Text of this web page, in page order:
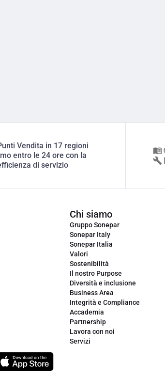
Vendita in 17 regioni
entro le 24 ore con la
di servizio
Chi siamo
Gruppo Sonepar
Sonepar Italy
Sonepar Italia
Valori
Sostenibilità
Il nostro Purpose
Diversità e inclusione
Business Area
Integrità e Compliance
Accademia
Partnership
Lavora con noi
Servizi